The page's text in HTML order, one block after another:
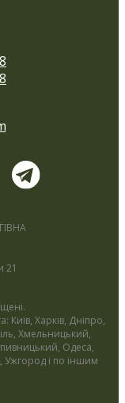
21
Київ, Харків, Дніпро,
Хмельницький,
Одеса,
Ужгород і по іншим